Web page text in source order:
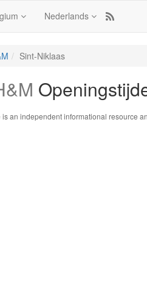
Nederlands
Sint-Niklaas
an independent informational resource